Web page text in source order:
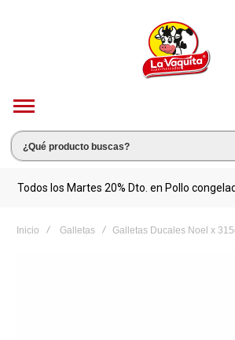
Todos los Martes 20% Dto. en Pollo
Inicio Galletas Galletas Ducales Noel x